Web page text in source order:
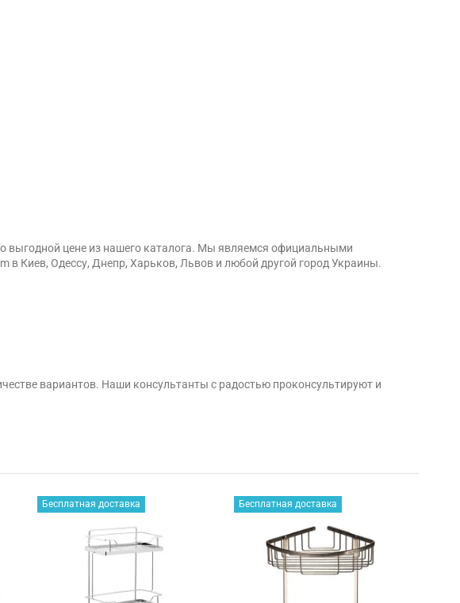
выгодной цене из нашего каталога. Мы являемся официальными
в Киев, Одессу, Днепр, Харьков, Львов и любой другой город Украины.
вариантов. Наши консультанты с радостью проконсультируют и
Бесплатная доставка Бесплатная доставка